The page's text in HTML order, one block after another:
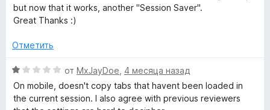
b
T
i
а
5
з
е
н
н
н
а
5
и
but now that it works, another "Session Saver".
Great Thanks :)
Отметить
О
ц
е
н
от MxJayDoe 4 месяца назад
On mobile, doesn't copy tabs that havent been loaded in
the current session. I also agree with previous reviewers